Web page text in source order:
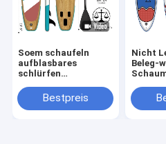
Soem schaufeln
aufblasbares
schlürfen
oben, surfend 17,5
lbs
Bestpreis
Nicht
Beleg-
Water